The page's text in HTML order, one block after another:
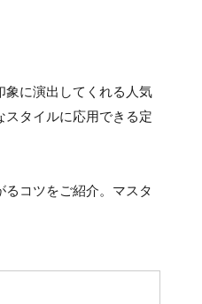
象に演出してくれる人気
タイルに応用できる定
コツをご紹介。マスタ